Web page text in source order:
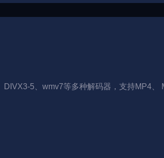
5、wmv7等多种解码器，支持MP4